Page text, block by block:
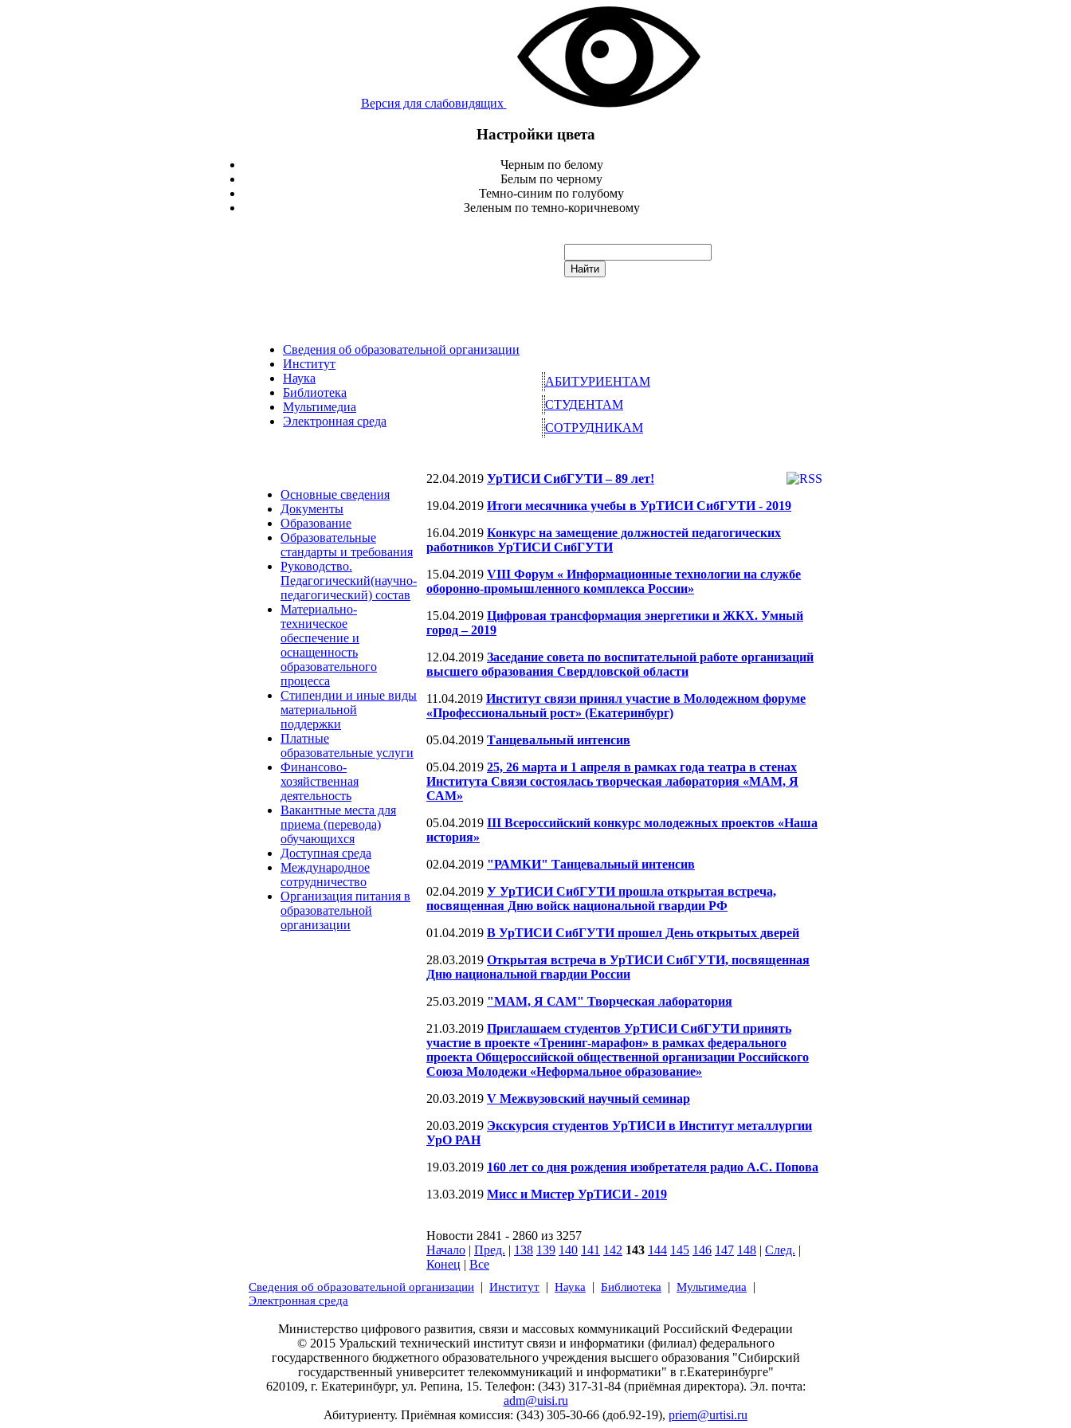
Версия для слабовидящих
Настройки цвета
Черным по белому
Белым по черному
Темно-синим по голубому
Зеленым по темно-коричневому
Сведения об образовательной организации
Институт
Наука
Библиотека
Мультимедиа
Электронная среда
АБИТУРИЕНТАМ
СТУДЕНТАМ
СОТРУДНИКАМ
Основные сведения
Документы
Образование
Образовательные
стандарты и требования
Руководство.
Педагогический(научно-
педагогический) состав
Материально-
техническое
обеспечение и
оснащенность
образовательного
процесса
Стипендии и иные виды
материальной
поддержки
Платные
образовательные услуги
Финансово-
хозяйственная
деятельность
Вакантные места для
приема (перевода)
обучающихся
Доступная среда
Международное
сотрудничество
Организация питания в
образовательной
организации
22.04.2019 УрТИСИ СибГУТИ – 89 лет!
19.04.2019 Итоги месячника учебы в УрТИСИ СибГУТИ - 2019
16.04.2019 Конкурс на замещение должностей педагогических
работников УрТИСИ СибГУТИ
15.04.2019 VIII Форум « Информационные технологии на службе
оборонно-промышленного комплекса России»
15.04.2019 Цифровая трансформация энергетики и ЖКХ. Умный
город – 2019
12.04.2019 Заседание совета по воспитательной работе организаций
высшего образования Свердловской области
11.04.2019 Институт связи принял участие в Молодежном форуме
«Профессиональный рост» (Екатеринбург)
05.04.2019 Танцевальный интенсив
05.04.2019 25, 26 марта и 1 апреля в рамках года театра в стенах
Института Связи состоялась творческая лаборатория «МАМ, Я
САМ»
05.04.2019 III Всероссийский конкурс молодежных проектов «Наша
история»
02.04.2019 "РАМКИ" Танцевальный интенсив
02.04.2019 У УрТИСИ СибГУТИ прошла открытая встреча,
посвященная Дню войск национальной гвардии РФ
01.04.2019 В УрТИСИ СибГУТИ прошел День открытых дверей
28.03.2019 Открытая встреча в УрТИСИ СибГУТИ, посвященная
Дню национальной гвардии России
25.03.2019 "МАМ, Я САМ" Творческая лаборатория
21.03.2019 Приглашаем студентов УрТИСИ СибГУТИ принять
участие в проекте «Тренинг-марафон» в рамках федерального
проекта Общероссийской общественной организации Российского
Союза Молодежи «Неформальное образование»
20.03.2019 V Межвузовский научный семинар
20.03.2019 Экскурсия студентов УрТИСИ в Институт металлургии
УрО РАН
19.03.2019 160 лет со дня рождения изобретателя радио А.С. Попова
13.03.2019 Мисс и Мистер УрТИСИ - 2019
Новости 2841 - 2860 из 3257
Начало | Пред. | 138 139 140 141 142 143 144 145 146 147 148 | След. |
Конец | Все
Сведения об образовательной организации | Институт | Наука | Библиотека | Мультимедиа |
Электронная среда
Министерство цифрового развития, связи и массовых коммуникаций Российский Федерации
© 2015 Уральский технический институт связи и информатики (филиал) федерального
государственного бюджетного образовательного учреждения высшего образования "Сибирский
государственный университет телекоммуникаций и информатики" в г.Екатеринбурге"
620109, г. Екатеринбург, ул. Репина, 15. Телефон: (343) 317-31-84 (приёмная директора). Эл. почта:
adm@uisi.ru
Абитуриенту. Приёмная комиссия: (343) 305-30-66 (доб.92-19), priem@urtisi.ru